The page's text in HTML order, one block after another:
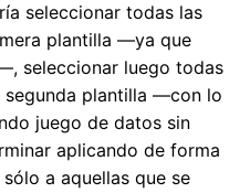
seleccionar todas las
plantilla —ya que
seleccionar luego todas
segunda plantilla —con lo
juego de datos sin
aplicando de forma
a aquellas que se